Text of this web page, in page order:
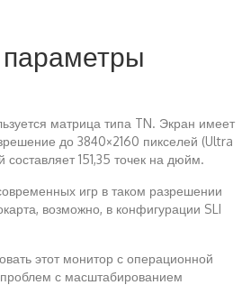
параметры
матрица типа TN. Экран имеет
до 3840×2160 пикселей (Ultra
составляет 151,35 точек на дюйм.
игр в таком разрешении
возможно, в конфигурации SLI
этот монитор с операционной
с масштабированием